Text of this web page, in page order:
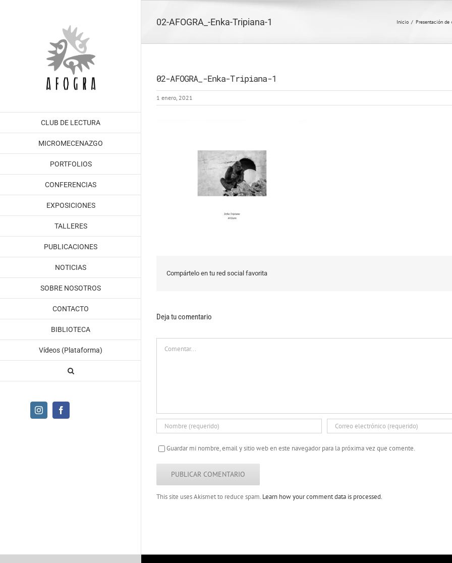
CLUB DE LECTURA
MICROMECENAZGO
PORTFOLIOS
CONFERENCIAS
EXPOSICIONES
TALLERES
PUBLICACIONES
NOTICIAS
SOBRE NOSOTROS
CONTACTO
BIBLIOTECA
Vídeos (Plataforma)
Instagram
02-AFOGRA_-Enka-Tripiana-1 Inicio / Presentación de
02-AFOGRA_-Enka-Tripiana-1
1 enero, 2021
Compártelo en tu red social favorita
Deja tu comentario
Guardar mi nombre, email y sitio web en este navegador para la próxima vez que comente.
This site uses Akismet to reduce spam. Learn how your comment data is processed.